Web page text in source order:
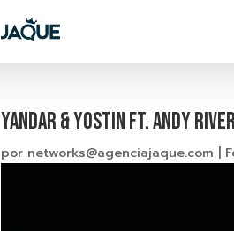
Yandar & Yostin Ft. Andy
por networks@agenciajaque.com |